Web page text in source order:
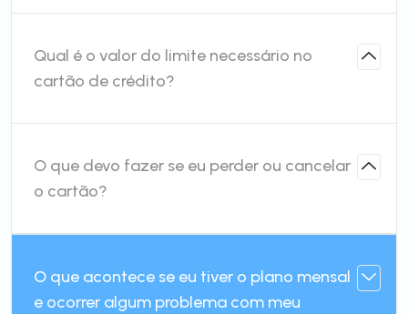
Qual é o valor do limite necessário no
cartão de crédito?
O que devo fazer se eu perder ou cancelar
o cartão?
O que acontece se eu tiver o plano mensal
e ocorrer algum problema com meu